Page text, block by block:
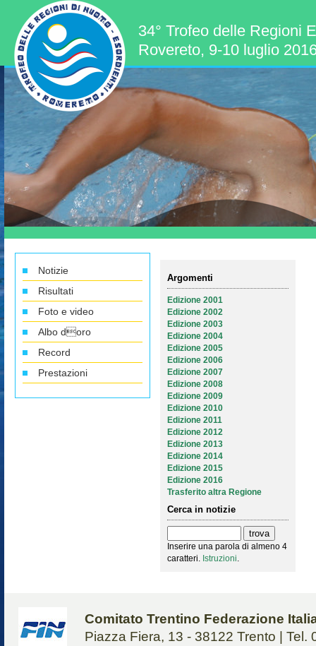
34° Trofeo delle Regioni
Rovereto, 9-10 luglio
Notizie
Risultati
Foto e video
Albo doro
Record
Prestazioni
Argomenti
Edizione 2001
Edizione 2002
Edizione 2003
Edizione 2004
Edizione 2005
Edizione 2006
Edizione 2007
Edizione 2008
Edizione 2009
Edizione 2010
Edizione 2011
Edizione 2012
Edizione 2013
Edizione 2014
Edizione 2015
Edizione 2016
Trasferito altra Regione
Cerca in notizie
Inserire una parola di almeno 4
caratteri. Istruzioni.
Comitato Trentino Federazione
Piazza Fiera, 13 - 38122 Trento |